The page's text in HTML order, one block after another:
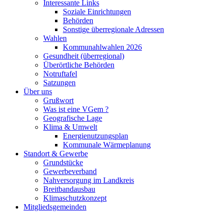
Interessante Links
Soziale Einrichtungen
Behörden
Sonstige überregionale Adressen
Wahlen
Kommunahlwahlen 2026
Gesundheit (überregional)
Überörtliche Behörden
Notruftafel
Satzungen
Über uns
Grußwort
Was ist eine VGem ?
Geografische Lage
Klima & Umwelt
Energienutzungsplan
Kommunale Wärmeplanung
Standort & Gewerbe
Grundstücke
Gewerbeverband
Nahversorgung im Landkreis
Breitbandausbau
Klimaschutzkonzept
Mitgliedsgemeinden